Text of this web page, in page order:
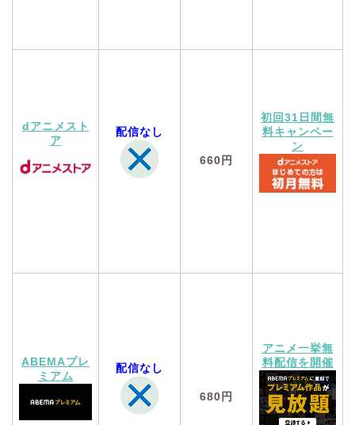
dアニメスト
ア
配信なし
660円
初回31日間無
料キャンペー
ン
ABEMAプレ
ミアム
配信なし
680円
アニメ一挙無
料配信を開催